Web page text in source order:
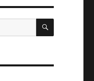
検